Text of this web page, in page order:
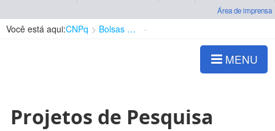
Área de imprensa
Você está aqui:CNPq Bolsas e Auxílios Vigentes
MENU
Projetos de Pesquisa